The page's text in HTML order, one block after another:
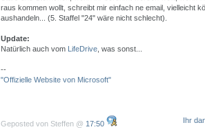
raus kommen wollt, schreibt mir einfach ne email, vielleicht
aushandeln... (5. Staffel "24" wäre nicht schlecht).
Update:
Natürlich auch vom
LifeDrive , was sonst...
--
"Offizielle Website von Microsoft"
Geposted von Steffen @ 17:50 Ihr